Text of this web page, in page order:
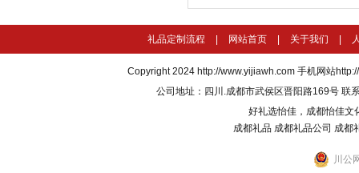
礼品定制流程 网站首页 关于我们
Copyright 2024 http://www.yijiawh.com 手机网站
公司地址：四川.成都市武侯区晋阳路169号
好礼选怡佳，成都怡佳文
成都礼品 成都礼品公司 成都
川公